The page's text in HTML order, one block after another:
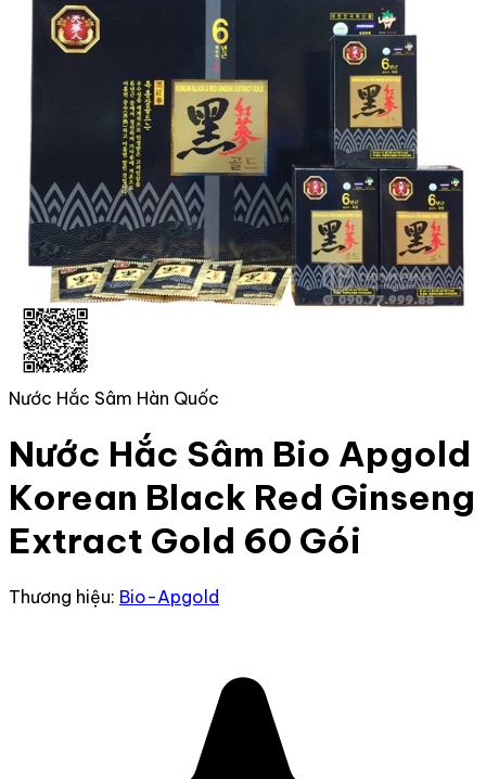
Nước Hắc Sâm Hàn Quốc
Nước Hắc Sâm Bio Apgold
Korean Black Red Ginseng
Extract Gold 60 Gói
Thương hiệu: Bio-Apgold